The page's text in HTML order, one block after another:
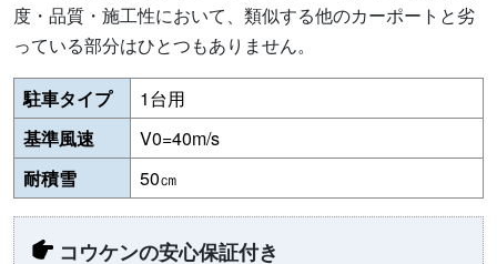
度・品質・施工性において、類似する他のカーポートと劣
っている部分はひとつもありません。
駐車タイプ
1台用
基準風速
V0=40m/s
耐積雪
50㎝
コウケンの安心保証付き